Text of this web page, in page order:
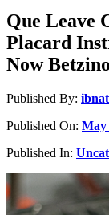
Que Leave
Placard
Now
Published By:
Published On: May
Published In: